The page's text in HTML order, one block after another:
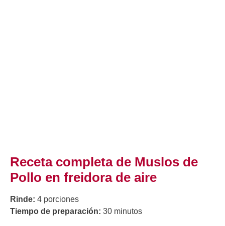
Receta completa de Muslos de
Pollo en freidora de aire
Rinde: 4 porciones
Tiempo de preparación: 30 minutos